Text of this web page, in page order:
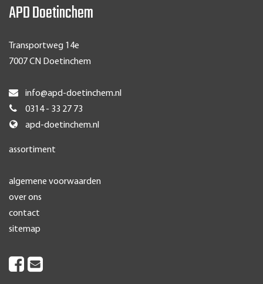
APD Doetinchem
Transportweg 14e
7007 CN Doetinchem
info@apd-doetinchem.nl
0314 - 33 27 73
apd-doetinchem.nl
assortiment
algemene voorwaarden
over ons
contact
sitemap